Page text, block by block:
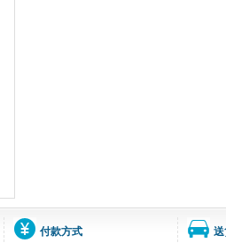
付款方式